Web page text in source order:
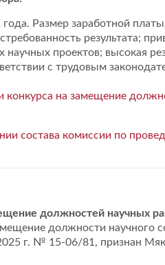
Размер заработной
результата;
научных проектов; высокая
с трудовым
конкурса на замещение
состава комиссии по
должностей научных
должности научного
г. № 15-06/81, признан